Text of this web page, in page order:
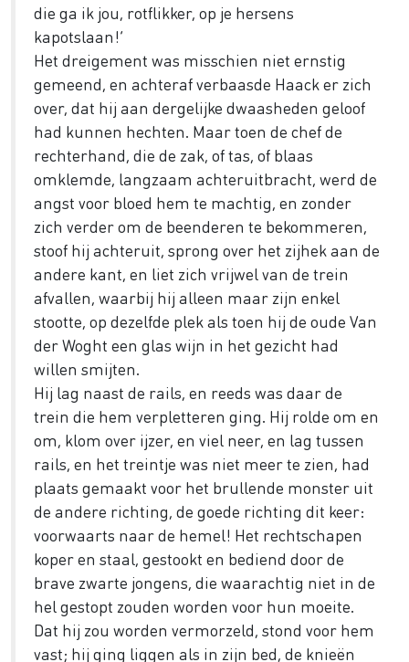
die ga ik jou, rotflikker, op je hersens
kapotslaan!’
Het dreigement was misschien niet ernstig
gemeend, en achteraf verbaasde Haack er zich
over, dat hij aan dergelijke dwaasheden geloof
had kunnen hechten. Maar toen de chef de
rechterhand, die de zak, of tas, of blaas
omklemde, langzaam achteruitbracht, werd de
angst voor bloed hem te machtig, en zonder
zich verder om de beenderen te bekommeren,
stoof hij achteruit, sprong over het zijhek aan de
andere kant, en liet zich vrijwel van de trein
afvallen, waarbij hij alleen maar zijn enkel
stootte, op dezelfde plek als toen hij de oude Van
der Woght een glas wijn in het gezicht had
willen smijten.
Hij lag naast de rails, en reeds was daar de
trein die hem verpletteren ging. Hij rolde om en
om, klom over ijzer, en viel neer, en lag tussen
rails, en het treintje was niet meer te zien, had
plaats gemaakt voor het brullende monster uit
de andere richting, de goede richting dit keer:
voorwaarts naar de hemel! Het rechtschapen
koper en staal, gestookt en bediend door de
brave zwarte jongens, die waarachtig niet in de
hel gestopt zouden worden voor hun moeite.
Dat hij zou worden vermorzeld, stond voor hem
vast; hij ging liggen als in zijn bed, de knieën